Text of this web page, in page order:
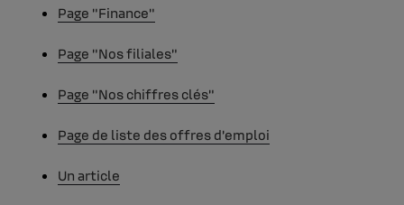
Page "Finance"
Page "Nos filiales"
Page "Nos chiffres clés"
Page de liste des offres d’emploi
Un article